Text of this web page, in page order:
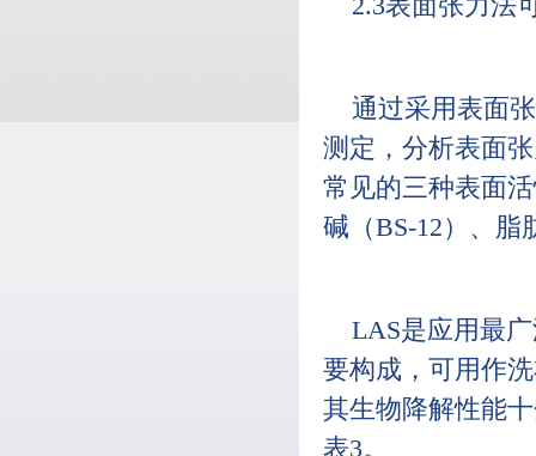
2.3表面张力法
通过采用表面
测定，分析表面
常见的三种表面
碱（BS-12）、脂
LAS是应用最
要构成，可用作
其生物降解性能
表3。